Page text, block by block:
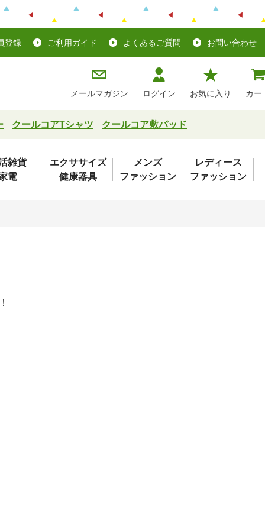
登録 ご利用ガイド よくあるご質問 お問い合わせ
メールマガジン ログイン お気に入り カー
クールコアTシャツ クールコア敷パッド
雑貨
電
エクササイズ
健康器具
メンズ
ファッション
レディース
ファッション